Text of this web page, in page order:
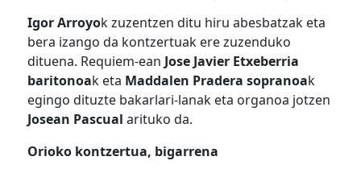
Igor Arroyok zuzentzen ditu hiru abesbatzak eta
bera izango da kontzertuak ere zuzenduko
dituena. Requiem-ean Jose Javier Etxeberria
baritonoak eta Maddalen Pradera sopranoak
egingo dituzte bakarlari-lanak eta organoa jotzen
Josean Pascual arituko da.
Orioko kontzertua, bigarrena